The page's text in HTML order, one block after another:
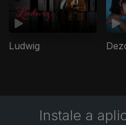
Ludwig
Instale a